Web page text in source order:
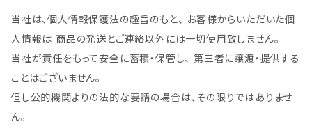
当社は、個人情報保護法の趣旨のもと、 お客様からいただいた個
人情報は 商品の発送とご連絡以外には一切使用致しません。
当社が責任をもって安全に蓄積・保管し、 第三者に譲渡・提供する
ことはございません。
但し公的機関よりの法的な要請の場合は、その限りではありませ
ん。